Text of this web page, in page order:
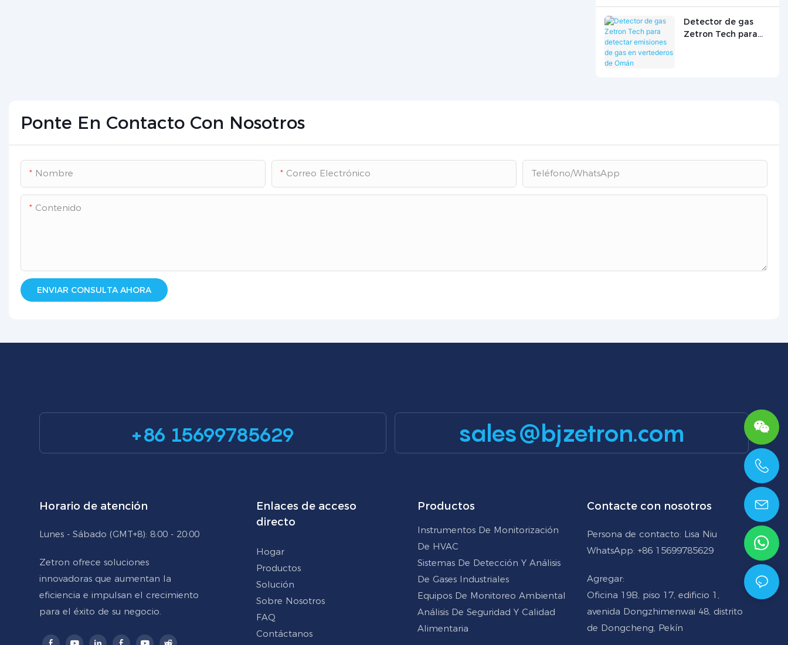
Detector de gas
Zetron Tech para
Ponte En Contacto Con Nosotros
Nombre Correo Electrónico Teléfono/WhatsApp
Contenido
ENVIAR CONSULTA AHORA
+86 15699785629 sales@bjzetron.com
Horario de atención
Lunes - Sábado (GMT+8): 8:00 - 20:00
Zetron ofrece soluciones
innovadoras que aumentan la
eficiencia e impulsan el crecimiento
para el éxito de su negocio.
Enlaces de acceso
directo
Hogar
Productos
Solución
Sobre Nosotros
FAQ
Contáctanos
Productos
Instrumentos De Monitorización
De HVAC
Sistemas De Detección Y Análisis
De Gases Industriales
Equipos De Monitoreo Ambiental
Análisis De Seguridad Y Calidad
Alimentaria
Contacte con nosotros
Persona de contacto: Lisa Niu
WhatsApp: +86 15699785629
Agregar:
Oficina 19B, piso 17, edificio 1,
avenida Dongzhimenwai 48, distrito
de Dongcheng, Pekín